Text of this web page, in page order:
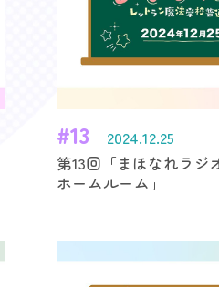
#13
2024.12.25
第13回「まほなれラ
ホームルーム」